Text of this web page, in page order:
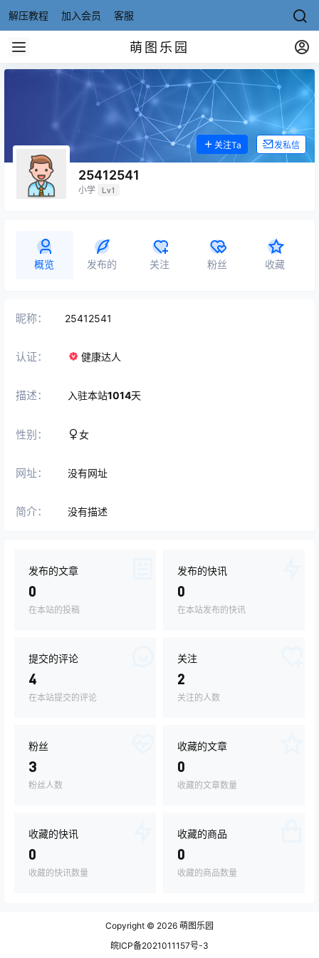
解压教程 加入会员 客服
萌图乐园
25412541
小学 Lv1
关注Ta 发私信
概览 发布的 关注 粉丝 收藏
昵称： 25412541
认证： 健康达人
描述： 入驻本站1014天
性别： 女
网址： 没有网址
简介： 没有描述
发布的文章
0
在本站的投稿
发布的快讯
0
在本站发布的快讯
提交的评论
4
在本站提交的评论
关注
2
关注的人数
粉丝
3
粉丝人数
收藏的文章
0
收藏的文章数量
收藏的快讯
0
收藏的快讯数量
收藏的商品
0
收藏的商品数量
Copyright © 2026 萌图乐园
皖ICP备2021011157号-3